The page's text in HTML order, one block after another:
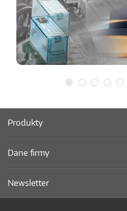
Produkty
Dane firmy
Newsletter